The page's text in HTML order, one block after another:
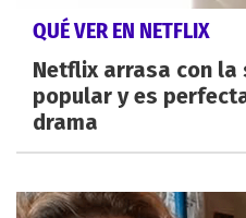
QUÉ VER EN NETFLIX
Netflix arrasa con la
popular y es
drama